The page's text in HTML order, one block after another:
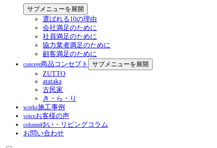
サブメニューを展開
選ばれる10の理由
会社満足のために
社員満足のために
協力業者満足のために
顧客満足のために
concept商品コンセプト
サブメニューを展開
ZUTTO
atataka
古民家
き・ら・り
works施工事例
voiceお客様の声
columnゆい・リビングコラム
お問い合わせ